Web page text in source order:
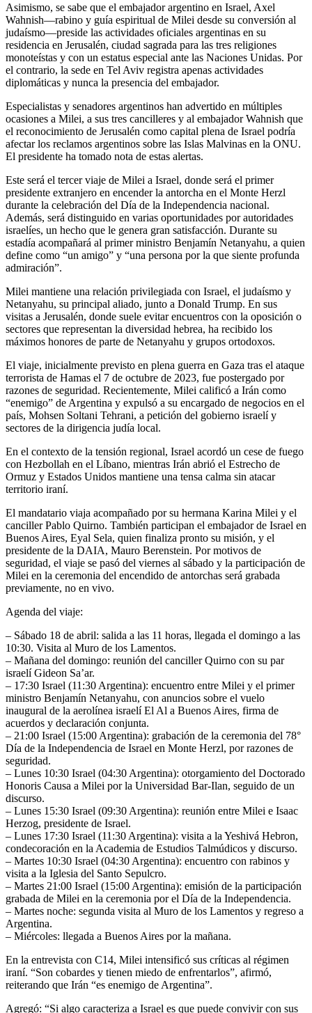
Asimismo, se sabe que el embajador argentino en Israel, Axel
Wahnish—rabino y guía espiritual de Milei desde su conversión al
judaísmo—preside las actividades oficiales argentinas en su
residencia en Jerusalén, ciudad sagrada para las tres religiones
monoteístas y con un estatus especial ante las Naciones Unidas. Por
el contrario, la sede en Tel Aviv registra apenas actividades
diplomáticas y nunca la presencia del embajador.
Especialistas y senadores argentinos han advertido en múltiples
ocasiones a Milei, a sus tres cancilleres y al embajador Wahnish que
el reconocimiento de Jerusalén como capital plena de Israel podría
afectar los reclamos argentinos sobre las Islas Malvinas en la ONU.
El presidente ha tomado nota de estas alertas.
Este será el tercer viaje de Milei a Israel, donde será el primer
presidente extranjero en encender la antorcha en el Monte Herzl
durante la celebración del Día de la Independencia nacional.
Además, será distinguido en varias oportunidades por autoridades
israelíes, un hecho que le genera gran satisfacción. Durante su
estadía acompañará al primer ministro Benjamín Netanyahu, a quien
define como “un amigo” y “una persona por la que siente profunda
admiración”.
Milei mantiene una relación privilegiada con Israel, el judaísmo y
Netanyahu, su principal aliado, junto a Donald Trump. En sus
visitas a Jerusalén, donde suele evitar encuentros con la oposición o
sectores que representan la diversidad hebrea, ha recibido los
máximos honores de parte de Netanyahu y grupos ortodoxos.
El viaje, inicialmente previsto en plena guerra en Gaza tras el ataque
terrorista de Hamas el 7 de octubre de 2023, fue postergado por
razones de seguridad. Recientemente, Milei calificó a Irán como
“enemigo” de Argentina y expulsó a su encargado de negocios en el
país, Mohsen Soltani Tehrani, a petición del gobierno israelí y
sectores de la dirigencia judía local.
En el contexto de la tensión regional, Israel acordó un cese de fuego
con Hezbollah en el Líbano, mientras Irán abrió el Estrecho de
Ormuz y Estados Unidos mantiene una tensa calma sin atacar
territorio iraní.
El mandatario viaja acompañado por su hermana Karina Milei y el
canciller Pablo Quirno. También participan el embajador de Israel en
Buenos Aires, Eyal Sela, quien finaliza pronto su misión, y el
presidente de la DAIA, Mauro Berenstein. Por motivos de
seguridad, el viaje se pasó del viernes al sábado y la participación de
Milei en la ceremonia del encendido de antorchas será grabada
previamente, no en vivo.
Agenda del viaje:
– Sábado 18 de abril: salida a las 11 horas, llegada el domingo a las
10:30. Visita al Muro de los Lamentos.
– Mañana del domingo: reunión del canciller Quirno con su par
israelí Gideon Sa’ar.
– 17:30 Israel (11:30 Argentina): encuentro entre Milei y el primer
ministro Benjamín Netanyahu, con anuncios sobre el vuelo
inaugural de la aerolínea israelí El Al a Buenos Aires, firma de
acuerdos y declaración conjunta.
– 21:00 Israel (15:00 Argentina): grabación de la ceremonia del 78°
Día de la Independencia de Israel en Monte Herzl, por razones de
seguridad.
– Lunes 10:30 Israel (04:30 Argentina): otorgamiento del Doctorado
Honoris Causa a Milei por la Universidad Bar-Ilan, seguido de un
discurso.
– Lunes 15:30 Israel (09:30 Argentina): reunión entre Milei e Isaac
Herzog, presidente de Israel.
– Lunes 17:30 Israel (11:30 Argentina): visita a la Yeshivá Hebron,
condecoración en la Academia de Estudios Talmúdicos y discurso.
– Martes 10:30 Israel (04:30 Argentina): encuentro con rabinos y
visita a la Iglesia del Santo Sepulcro.
– Martes 21:00 Israel (15:00 Argentina): emisión de la participación
grabada de Milei en la ceremonia por el Día de la Independencia.
– Martes noche: segunda visita al Muro de los Lamentos y regreso a
Argentina.
– Miércoles: llegada a Buenos Aires por la mañana.
En la entrevista con C14, Milei intensificó sus críticas al régimen
iraní. “Son cobardes y tienen miedo de enfrentarlos”, afirmó,
reiterando que Irán “es enemigo de Argentina”.
Agregó: “Si algo caracteriza a Israel es que puede convivir con sus